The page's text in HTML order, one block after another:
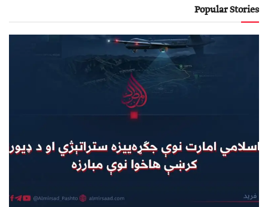
Popular Stories